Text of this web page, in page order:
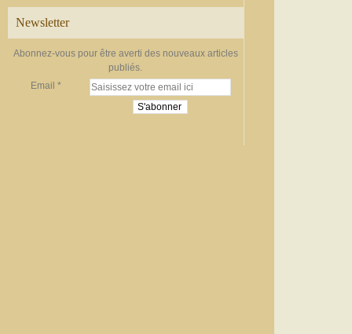
Newsletter
Abonnez-vous pour être averti des nouveaux articles
publiés.
Email